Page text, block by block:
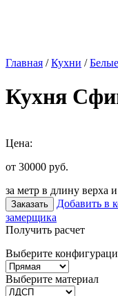
Главная /Кухни /
Кухня
Цена:
от 30000 руб.
за метр в длину верха
Заказать Добавить в
замерщика
Получить расчет
Выберите
Выберите материал